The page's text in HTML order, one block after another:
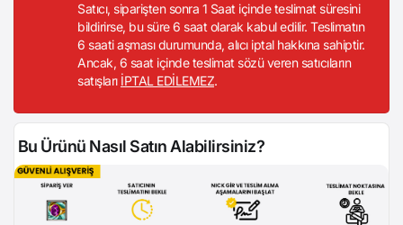
Satıcı, siparişten sonra 1 Saat içinde teslimat süresini
bildirirse, bu süre 6 saat olarak kabul edilir. Teslimatın
6 saati aşması durumunda, alıcı iptal hakkına sahiptir.
Ancak, 6 saat içinde teslimat sözü veren satıcıların
satışları İPTAL EDİLEMEZ.
Bu Ürünü Nasıl Satın Alabilirsiniz?